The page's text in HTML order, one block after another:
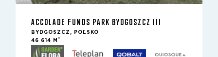
ACCOLADE FUNDS PARK BYDGOSZCZ III
BYDGOSZCZ, POĽSKO
46 614 M
2